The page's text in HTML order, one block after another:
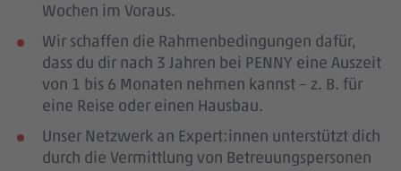
Wochen im Voraus.
Wir schaffen die Rahmenbedingungen dafür,
dass du dir nach 3 Jahren bei PENNY eine Auszeit
von 1 bis 6 Monaten nehmen kannst – z. B. für
eine Reise oder einen Hausbau.
Unser Netzwerk an Expert:innen unterstützt dich
durch die Vermittlung von Betreuungspersonen